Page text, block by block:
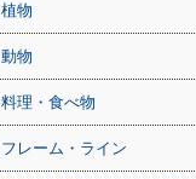
植物
動物
料理・食べ物
フレーム・ライン